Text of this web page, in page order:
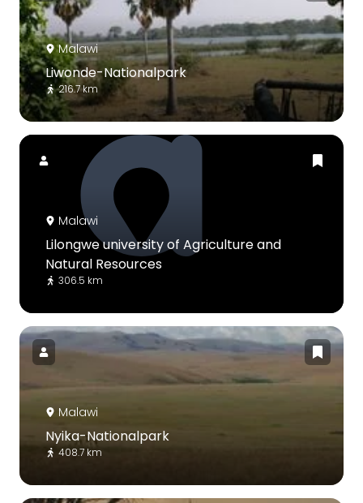
Malawi
Liwonde-Nationalpark
216.7 km
Malawi
Lilongwe university of Agriculture and
Natural Resources
306.5 km
Malawi
Nyika-Nationalpark
408.7 km